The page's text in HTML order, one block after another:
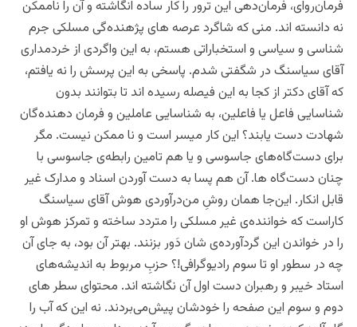
فرمان‌روای، فرمان‌دهی این ترور را کار ساده انگاشته و آن را ناممکن
نه دانسته اند. منی که شاگرد عرصه های پژ‌هنده‌گی مسلکی جرم
شناسی و سیاسی و استخباراتی هستم، به این واگردی از خردمداری
آقای سیاسنگ در شگفتی شدم. پاسخی به این پرسش را نه یافتم،
که آقای دکتر از کجا به این فیصله رسیده اند تا بتوانند بدون
شناسایی فاعل یا فاعلین، به شناسایی عاملین و فرمان دهنده‌گان
شهادت دست‌ یابند؟ این کار میسر است و نا ممکن نیست. مگر
برای دست‌گاه‌های جاسوسی و یا هم تامین رابطه‌ی جاسوسی با
چنان دست‌گاه ها. آن هم پسا به دست آوردن اسناد و مدارک غیر
قابل انکار. این‌جا همان روشِ من‌درآوردی هوش آقای سیاسنگ
کاراست که خواننده‌ی غیر مسلکی را متردد ساخته و تمرکز هوش او
را در خواندن این گردآورده‌ی شان دَور بزنند. بهتر آن بود، به جای آن
چه در سطور او تا سوم رادیوگرافی!؟ حزبِ مربوط به اندیشه‌های
استاد خیبر و رهبران دست اول آن نگاشته اند. محتوای سطر های
دوم و سوم این صفحه را خودشان پیش‌می‌بردند. نه این که آب را